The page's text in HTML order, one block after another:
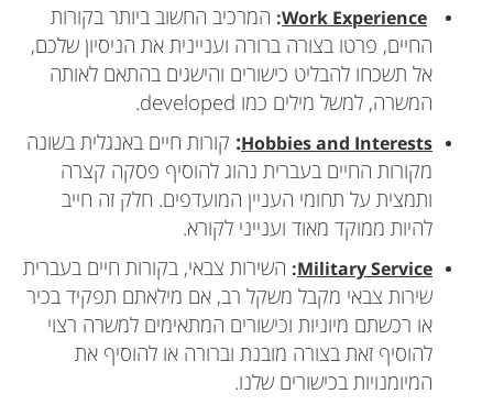
Work Experience
: המרכיב החשוב ביותר בקורות
החיים, פרטו בצורה ברורה ועניינית את הניסיון שלכם,
אל תשכחו להבליט כישורים והישגים בהתאם לאותה
המשרה, למשל מילים כמו developed.
Hobbies and Interests
: קורות חיים באנגלית בשונה
מקורות החיים בעברית נהוג להוסיף פסקה קצרה
ותמצית על תחומי העניין המועדפים. חלק זה חייב
להיות ממוקד מאוד וענייני לקורא.
Military Service
: השירות צבאי, בקורות חיים בעברית
שירות צבאי מקבל משקל רב, אם מילאתם תפקיד בכיר
או רכשתם מיוניות וכישורים המתאימים למשרה רצוי
להוסיף זאת בצורה מובנת וברורה או להוסיף את
המיומנויות בכישורים שלנו.